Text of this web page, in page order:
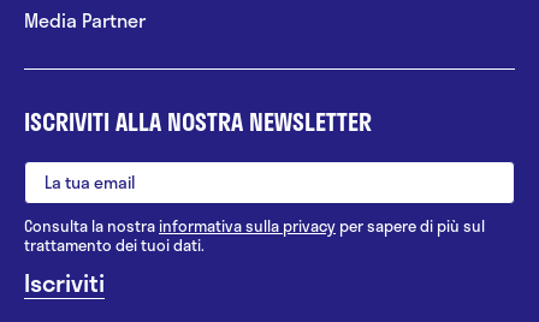
Media Partner
ISCRIVITI ALLA NOSTRA NEWSLETTER
Consulta la nostrainformativa sulla privacy per sapere di più sul
trattamento dei tuoi dati.